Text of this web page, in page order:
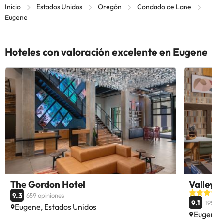
Inicio Estados Unidos Oregón
Condado de Lane
Eugene
Hoteles con valoración excelente en Eugene
The Gordon Hotel
9.3 659 opiniones
Eugene, Estados Unidos
Valley
9.1 195